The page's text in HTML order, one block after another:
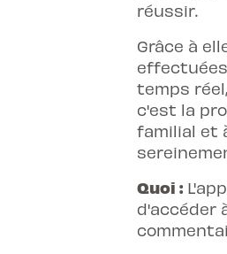
réussir.
Grâce à
temps
c'est la
familial et
Quoi :
d'accéder